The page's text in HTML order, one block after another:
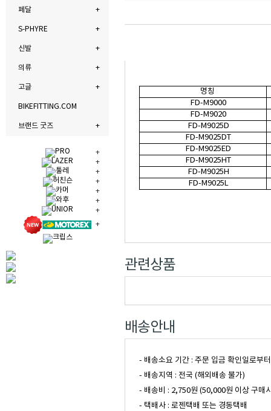
페달
S-PHYRE
신발
의류
고글
BIKEFITTING.COM
브랜드 굿즈
명칭
FD-M9000
FD-M9020
FD-M9025D
FD-M9025DT
FD-M9025ED
FD-M9025HT
FD-M9025H
FD-M9025L
관련상품
배송안내
- 배송소요 기간 : 주문 입금 확인일로부
- 배송지역 : 전국 (해외배송 불가)
- 배송비 : 2,750원 (50,000원 이상 구매
- 택배사 : 로젠택배 또는 경동택배